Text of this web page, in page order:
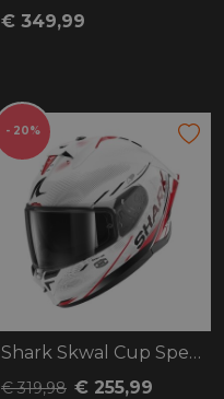
€ 349,99
- 20%
Shark Skwal Cup Speed-Tech
€ 319,98 € 255,99